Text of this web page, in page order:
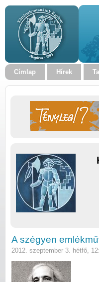
Címlap Hírek
A szégyen
2012. szeptember 3. hétfő,